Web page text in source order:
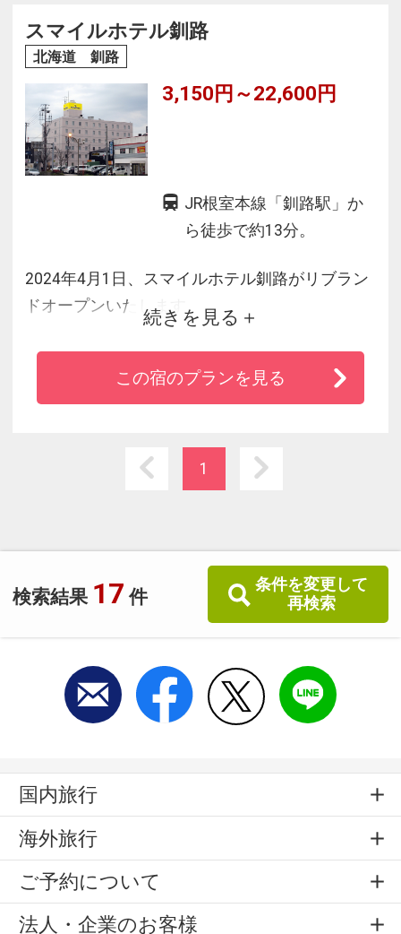
検索結果 17 件
条件を変更して
再検索
客室はリーズナブルな東館と高級感のある西館
に分かれており、お客様のニーズに合わせてご
スマイルホテル釧路
北海道 釧路
3,150円～22,600円
JR根室本線「釧路駅」か
ら徒歩で約13分。
2024年4月1日、スマイルホテル釧路がリブラン
ドオープンいたします。
JR釧路駅より徒歩約13分、道東自動車道「阿寒
IC」出口より約40分。
たんちょう釧路空港からは、リムジンバス利用
続きを見る
この宿のプランを見る
1
国内旅行
海外旅行
ご予約について
法人・企業のお客様